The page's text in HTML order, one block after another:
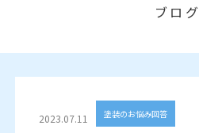
ブログ
2023.07.11 塗装のお悩み回答